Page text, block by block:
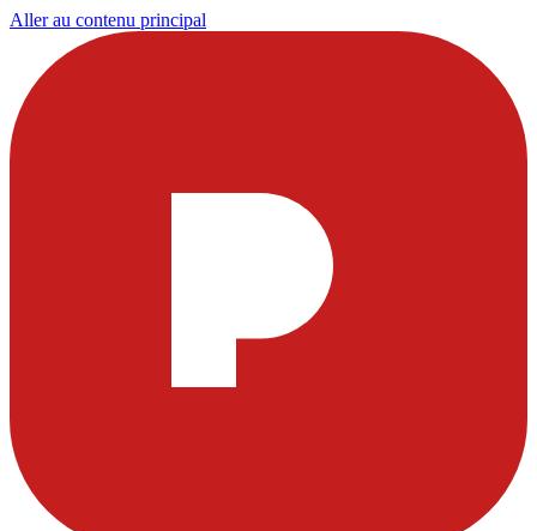
Aller au contenu principal